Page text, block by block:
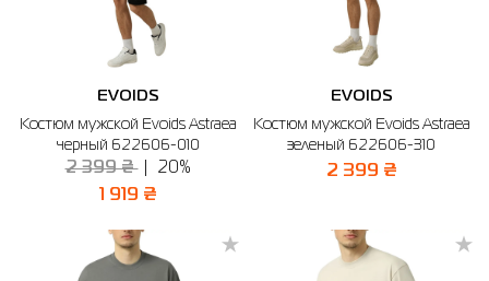
EVOIDS
Костюм мужской Evoids Astraea
черный 622606-010
2 399 ₴ 20%
1 919 ₴
EVOIDS
Костюм мужской Evoids Astraea
зеленый 622606-310
2 399 ₴